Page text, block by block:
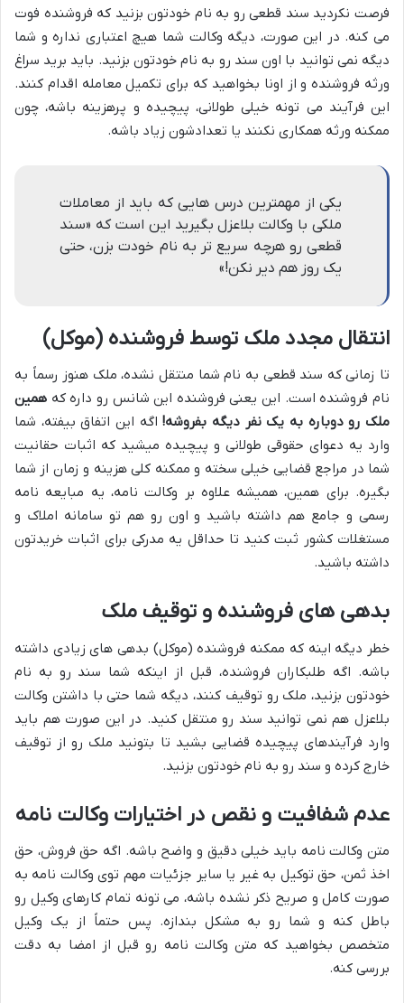
فرصت نکردید سند قطعی رو به نام خودتون بزنید که فروشنده فوت
می کنه. در این صورت، دیگه وکالت شما هیچ اعتباری نداره و شما
دیگه نمی توانید با اون سند رو به نام خودتون بزنید. باید برید سراغ
ورثه فروشنده و از اونا بخواهید که برای تکمیل معامله اقدام کنند.
این فرآیند می تونه خیلی طولانی، پیچیده و پرهزینه باشه، چون
ممکنه ورثه همکاری نکنند یا تعدادشون زیاد باشه.
یکی از مهمترین درس هایی که باید از معاملات
ملکی با وکالت بلاعزل بگیرید این است که «سند
قطعی رو هرچه سریع تر به نام خودت بزن، حتی
یک روز هم دیر نکن!»
انتقال مجدد ملک توسط فروشنده (موکل)
تا زمانی که سند قطعی به نام شما منتقل نشده، ملک هنوز رسماً به
نام فروشنده است. این یعنی فروشنده این شانس رو داره که همین
ملک رو دوباره به یک نفر دیگه بفروشه!اگه این اتفاق بیفته، شما
وارد یه دعوای حقوقی طولانی و پیچیده میشید که اثبات حقانیت
شما در مراجع قضایی خیلی سخته و ممکنه کلی هزینه و زمان از شما
بگیره. برای همین، همیشه علاوه بر وکالت نامه، یه مبایعه نامه
رسمی و جامع هم داشته باشید و اون رو هم تو سامانه املاک و
مستغلات کشور ثبت کنید تا حداقل یه مدرکی برای اثبات خریدتون
داشته باشید.
بدهی های فروشنده و توقیف ملک
خطر دیگه اینه که ممکنه فروشنده (موکل) بدهی های زیادی داشته
باشه. اگه طلبکاران فروشنده، قبل از اینکه شما سند رو به نام
خودتون بزنید، ملک رو توقیف کنند، دیگه شما حتی با داشتن وکالت
بلاعزل هم نمی توانید سند رو منتقل کنید. در این صورت هم باید
وارد فرآیندهای پیچیده قضایی بشید تا بتونید ملک رو از توقیف
خارج کرده و سند رو به نام خودتون بزنید.
عدم شفافیت و نقص در اختیارات وکالت نامه
متن وکالت نامه باید خیلی دقیق و واضح باشه. اگه حق فروش، حق
اخذ ثمن، حق توکیل به غیر یا سایر جزئیات مهم توی وکالت نامه به
صورت کامل و صریح ذکر نشده باشه، می تونه تمام کارهای وکیل رو
باطل کنه و شما رو به مشکل بندازه. پس حتماً از یک وکیل
متخصص بخواهید که متن وکالت نامه رو قبل از امضا به دقت
بررسی کنه.